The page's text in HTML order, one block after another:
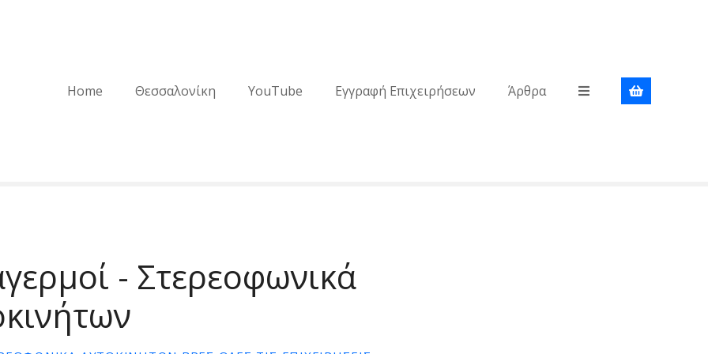
Home Θεσσαλονίκη YouTube Εγγραφή Επιχειρήσεων Άρθρα
- Στερεοφωνικά